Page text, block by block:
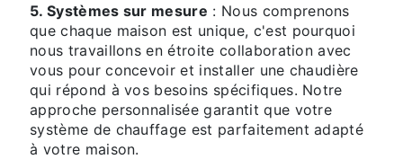
5. Systèmes sur mesure : Nous comprenons
que chaque maison est unique, c'est pourquoi
nous travaillons en étroite collaboration avec
vous pour concevoir et installer une chaudière
qui répond à vos besoins spécifiques. Notre
approche personnalisée garantit que votre
système de chauffage est parfaitement adapté
à votre maison.